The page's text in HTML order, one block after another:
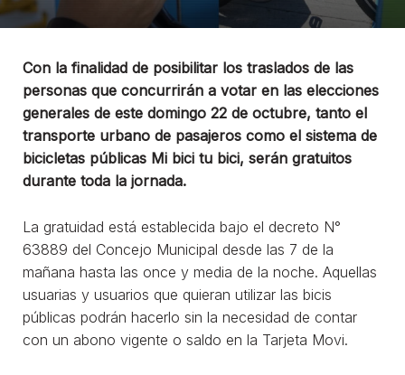
Con la finalidad de posibilitar los traslados de las
personas que concurrirán a votar en las elecciones
generales de este domingo 22 de octubre, tanto el
transporte urbano de pasajeros como el sistema de
bicicletas públicas Mi bici tu bici, serán gratuitos
durante toda la jornada.
La gratuidad está establecida bajo el decreto N°
63889 del Concejo Municipal desde las 7 de la
mañana hasta las once y media de la noche. Aquellas
usuarias y usuarios que quieran utilizar las bicis
públicas podrán hacerlo sin la necesidad de contar
con un abono vigente o saldo en la Tarjeta Movi.